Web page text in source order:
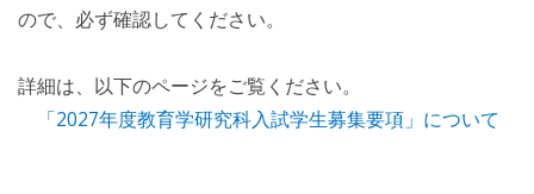
ので、必ず確認してください。
詳細は、以下のページをご覧ください。
「2027年度教育学研究科入試学生募集要項」について